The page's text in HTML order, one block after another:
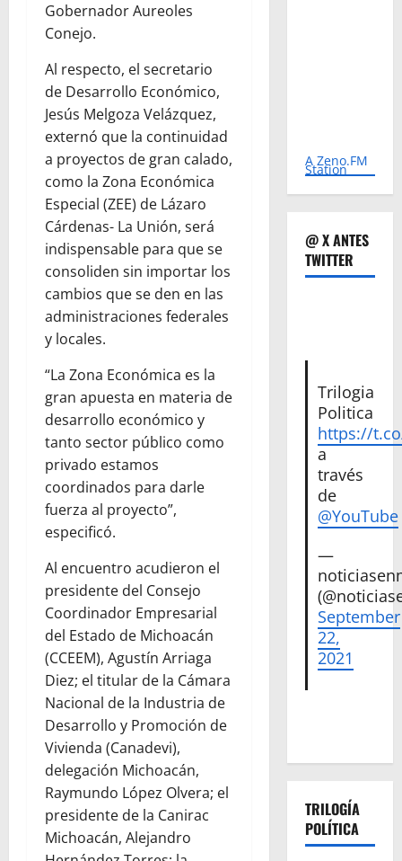
Gobernador Aureoles
Conejo.
Al respecto, el secretario
de Desarrollo Económico,
Jesús Melgoza Velázquez,
externó que la continuidad
a proyectos de gran calado,
como la Zona Económica
Especial (ZEE) de Lázaro
Cárdenas- La Unión, será
indispensable para que se
consoliden sin importar los
cambios que se den en las
administraciones federales
y locales.
“La Zona Económica es la
gran apuesta en materia de
desarrollo económico y
tanto sector público como
privado estamos
coordinados para darle
fuerza al proyecto”,
especificó.
Al encuentro acudieron el
presidente del Consejo
Coordinador Empresarial
del Estado de Michoacán
(CCEEM), Agustín Arriaga
Diez; el titular de la Cámara
Nacional de la Industria de
Desarrollo y Promoción de
Vivienda (Canadevi),
delegación Michoacán,
Raymundo López Olvera; el
presidente de la Canirac
Michoacán, Alejandro
A Zeno.FM
Station
@ X ANTES
TWITTER
Trilogia
Politica
https://
a
través
de
@YouTube
—
September
22,
2021
TRILOGÍA
POLÍTICA